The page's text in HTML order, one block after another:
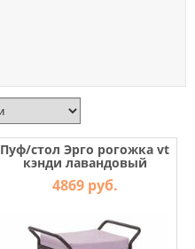
Пуф/стол Эрго рогожка vt
кэнди лавандовый
4869 руб.